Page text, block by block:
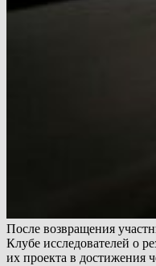
После возвращения
Клубе исследователей о
их проекта в достижения